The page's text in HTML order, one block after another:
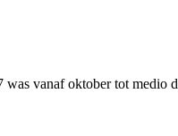
vanaf oktober tot